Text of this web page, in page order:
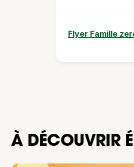
Flyer Famille
À DÉCOUVRIR